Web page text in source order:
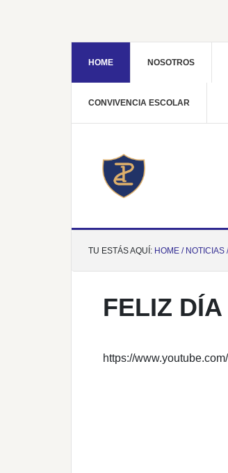
HOME NOSOTROS
CONVIVENCIA ESCOLAR
TU ESTÁS AQUÍ: HOME / NOTICIAS /
FELIZ
https://